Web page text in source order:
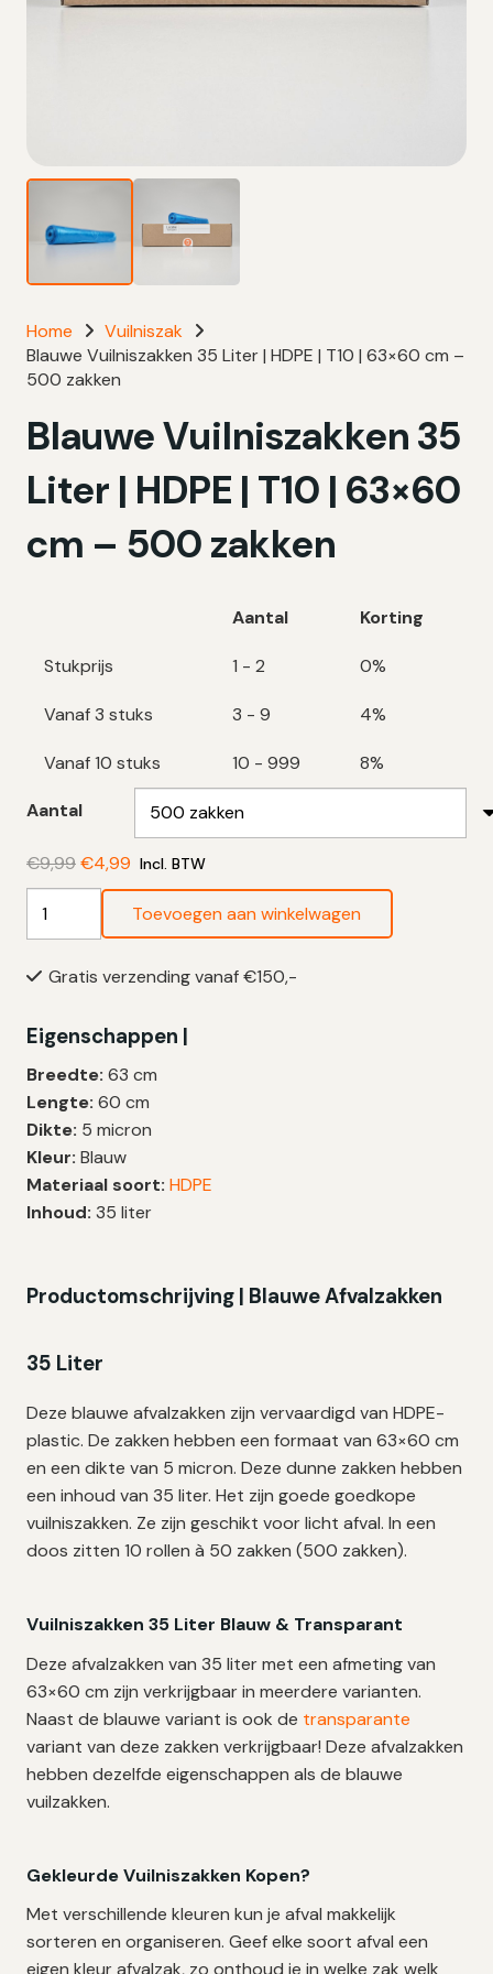
Home
Vuilniszak
Blauwe Vuilniszakken 35 Liter | HDPE | T10 | 63×60 cm –
500 zakken
Blauwe Vuilniszakken 35
Liter | HDPE | T10 | 63×60
cm – 500 zakken
Aantal Korting
Stukprijs 1 - 2 0%
Vanaf 3 stuks 3 - 9 4%
Vanaf 10 stuks 10 - 999 8%
Aantal
€9,99Oorspronkelijke
prijs
€9,99.
€4,99 Huidige
prijs
is:
€4,99.
Incl. BTW
Liter
HDPE
|
T10
|
63×60
cm
–
aantal
Toevoegen aan winkelwagen
Gratis verzending vanaf €150,-
Eigenschappen |
Breedte: 63 cm
Lengte: 60 cm
Dikte: 5 micron
Kleur: Blauw
Materiaal soort: HDPE
Inhoud: 35 liter
Productomschrijving | Blauwe Afvalzakken
35 Liter
Deze blauwe afvalzakken zijn vervaardigd van HDPE-
plastic. De zakken hebben een formaat van 63×60 cm
en een dikte van 5 micron. Deze dunne zakken hebben
een inhoud van 35 liter. Het zijn goede goedkope
vuilniszakken. Ze zijn geschikt voor licht afval. In een
doos zitten 10 rollen à 50 zakken (500 zakken).
Vuilniszakken 35 Liter Blauw & Transparant
Deze afvalzakken van 35 liter met een afmeting van
63×60 cm zijn verkrijgbaar in meerdere varianten.
Naast de blauwe variant is ook de transparante
variant van deze zakken verkrijgbaar! Deze afvalzakken
hebben dezelfde eigenschappen als de blauwe
vuilzakken.
Gekleurde Vuilniszakken Kopen?
Met verschillende kleuren kun je afval makkelijk
sorteren en organiseren. Geef elke soort afval een
eigen kleur afvalzak, zo onthoud je in welke zak welk